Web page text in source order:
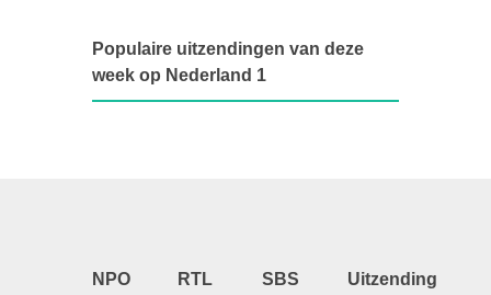
Populaire uitzendingen van deze
week op Nederland 1
NPO
RTL
SBS
Uitzending